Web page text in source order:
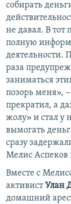
собирать
не давал. В тот
полную
деятельности.
раза
заниматься
позорь меня»,
прекратил, а
жолу» и стал у
вымогать
сразу
Мелис Аспеков
Вместе с
активистУлан
домашний